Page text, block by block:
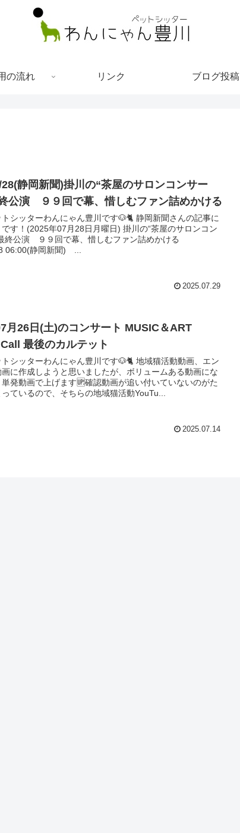
の流れ リンク ブログ投稿
静岡新聞)掛川の“茶屋のサロンコンサー
終公演 ９９回で幕、惜しむファン詰めかける
シッターわんにゃん豊川です🐶🐈 静岡新聞さんの記事に
す！(2025年07月28日月曜日) 掛川の“茶屋のサロンコン
終公演 ９９回で幕、惜しむファン詰めかける
06:00(静岡新聞) ...
2025.07.29
月26日(土)のコンサート MUSIC＆ART
最後のカルテット
シッターわんにゃん豊川です🐶🐈 地域猫活動動画、エン
に作成しようと思いましたが、ボリュームある動画にな
単発動画で上げます🆙確認動画が追い付いていないのがた
ているので、そちらの地域猫活動YouTu...
2025.07.14